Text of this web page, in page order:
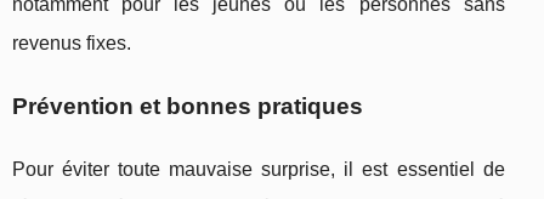
notamment pour les jeunes ou les personnes sans
revenus fixes.
Prévention et bonnes pratiques
Pour éviter toute mauvaise surprise, il est essentiel de